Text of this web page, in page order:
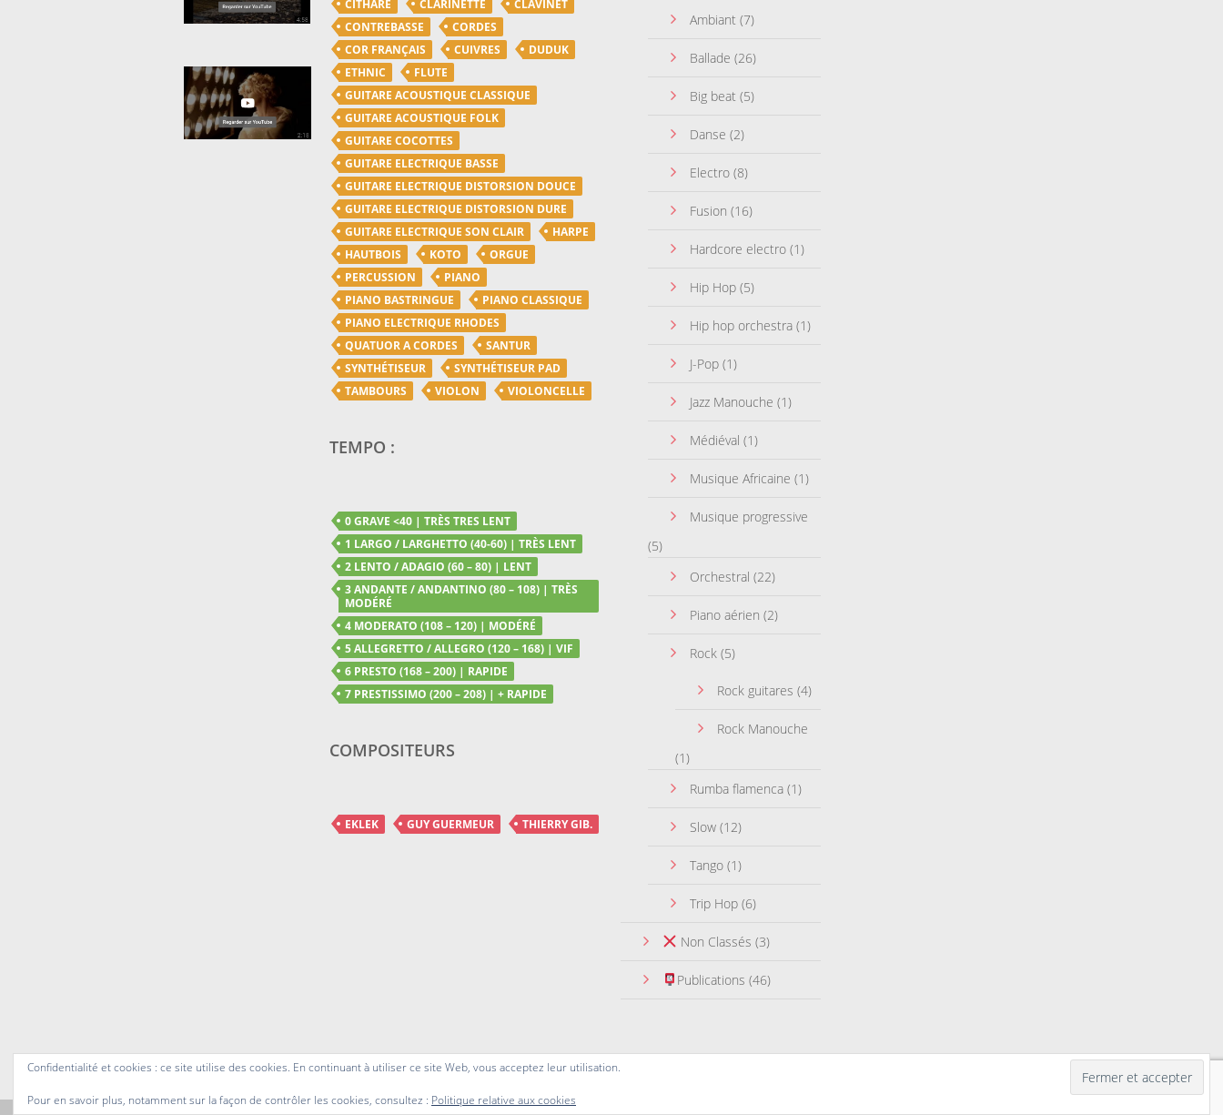
CITHARE
CLARINETTE
CLAVINET
CONTREBASSE
CORDES
COR FRANÇAIS
CUIVRES
DUDUK
ETHNIC
FLUTE
GUITARE ACOUSTIQUE CLASSIQUE
GUITARE ACOUSTIQUE FOLK
GUITARE COCOTTES
GUITARE ELECTRIQUE BASSE
GUITARE ELECTRIQUE DISTORSION DOUCE
GUITARE ELECTRIQUE DISTORSION DURE
GUITARE ELECTRIQUE SON CLAIR
HARPE
HAUTBOIS
KOTO
ORGUE
PERCUSSION
PIANO
PIANO BASTRINGUE
PIANO CLASSIQUE
PIANO ELECTRIQUE RHODES
QUATUOR A CORDES
SANTUR
SYNTHÉTISEUR
SYNTHÉTISEUR PAD
TAMBOURS
VIOLON VIOLONCELLE
TEMPO :
0 GRAVE <40 | TRÈS TRES LENT
1 LARGO / LARGHETTO (40-60) | TRÈS LENT
2 LENTO / ADAGIO (60 – 80) | LENT
3 ANDANTE / ANDANTINO (80 – 108) | TRÈS
MODÉRÉ
4 MODERATO (108 – 120) | MODÉRÉ
5 ALLEGRETTO / ALLEGRO (120 – 168) | VIF
6 PRESTO (168 – 200) | RAPIDE
7 PRESTISSIMO (200 – 208) | + RAPIDE
COMPOSITEURS
EKLEK GUY GUERMEUR THIERRY GIB.
Ambiant (7)
Ballade (26)
Big beat (5)
Danse (2)
Electro (8)
Fusion (16)
Hardcore electro (1)
Hip Hop (5)
Hip hop orchestra (1)
J-Pop (1)
Jazz Manouche (1)
Médiéval (1)
Musique Africaine (1)
Musique progressive
(5)
Orchestral (22)
Piano aérien (2)
Rock (5)
Rock guitares (4)
Rock Manouche
(1)
Rumba flamenca (1)
Slow (12)
Tango (1)
Trip Hop (6)
Non Classés (3)
Publications (46)
Confidentialité et cookies : ce site utilise des cookies. En continuant à utiliser ce site Web, vous acceptez leur utilisation.
Pour en savoir plus, notamment sur la façon de contrôler les cookies, consultez : Politique relative aux cookies